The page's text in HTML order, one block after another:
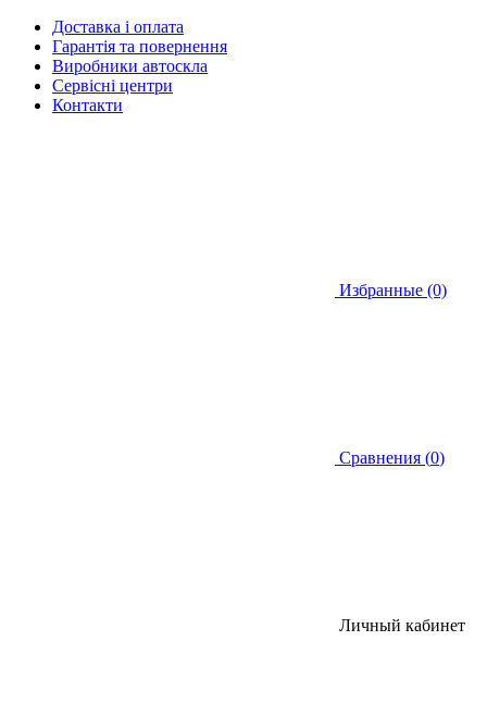
Доставка і оплата
Гарантія та повернення
Виробники автоскла
Сервісні центри
Контакти
Избранные (0)
Сравнения (0)
Личный кабинет